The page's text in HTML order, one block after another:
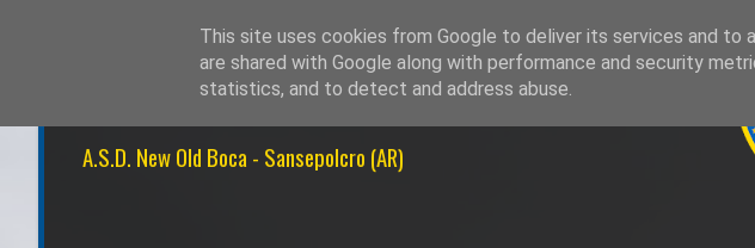
NEW OLD BOCA 1999
A.S.D. New Old Boca - Sansepolcro (AR)
This site uses cookies from Google to deliver its services and to
are shared with Google along with performance and security
statistics, and to detect and address abuse.